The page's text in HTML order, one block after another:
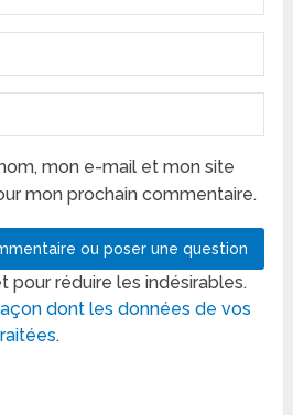
mon e-mail et mon site
mon prochain commentaire.
pour réduire les indésirables.
dont les données de vos
.